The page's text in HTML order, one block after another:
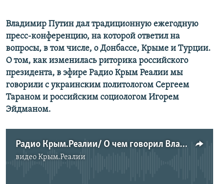
Владимир Путин дал традиционную ежегодную
пресс-конференцию, на которой ответил на
вопросы, в том числе, о Донбассе, Крыме и Турции.
О том, как изменилась риторика российского
президента, в эфире Радио Крым Реалии мы
говорили с украинским политологом Сергеем
Тараном и российским социологом Игорем
Эйдманом.
Радио Крым.Реалии/ О чем говорил Владимир Путин?
видеоКрым.Реалии